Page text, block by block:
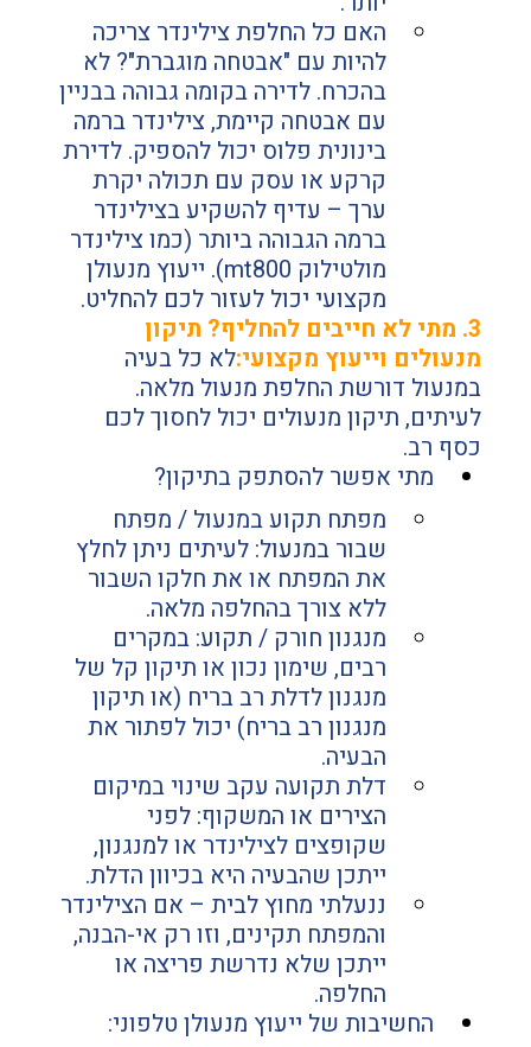
האם כל החלפת צילינדר צריכה
להיות עם "אבטחה מוגברת"? לא
בהכרח. לדירה בקומה גבוהה בבניין
עם אבטחה קיימת, צילינדר ברמה
בינונית פלוס יכול להספיק. לדירת
קרקע או עסק עם תכולה יקרת
ערך – עדיף להשקיע בצילינדר
ברמה הגבוהה ביותר (כמו צילינדר
מולטילוק mt800). ייעוץ מנעולן
מקצועי יכול לעזור לכם להחליט.
3. מתי לא חייבים להחליף? תיקון
מנעולים וייעוץ מקצועי:לא כל בעיה
במנעול דורשת החלפת מנעול מלאה.
לעיתים, תיקון מנעולים יכול לחסוך לכם
כסף רב.
מתי אפשר להסתפק בתיקון?
מפתח תקוע במנעול / מפתח
שבור במנעול: לעיתים ניתן לחלץ
את המפתח או את חלקו השבור
ללא צורך בהחלפה מלאה.
מנגנון חורק / תקוע: במקרים
רבים, שימון נכון או תיקון קל של
מנגנון לדלת רב בריח (או תיקון
מנגנון רב בריח) יכול לפתור את
הבעיה.
דלת תקועה עקב שינוי במיקום
הצירים או המשקוף: לפני
שקופצים לצילינדר או למנגנון,
ייתכן שהבעיה היא בכיוון הדלת.
ננעלתי מחוץ לבית – אם הצילינדר
והמפתח תקינים, וזו רק אי-הבנה,
ייתכן שלא נדרשת פריצה או
החלפה.
החשיבות של ייעוץ מנעולן טלפוני: